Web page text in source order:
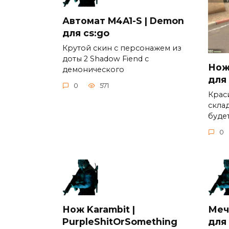
Автомат M4A1-S | Demon
для cs:go
Крутой скин c персонажем из
доты 2 Shadow Fiend c
демонического
0 571
для
0
Нож Karambit |
PurpleShitOrSomething
для